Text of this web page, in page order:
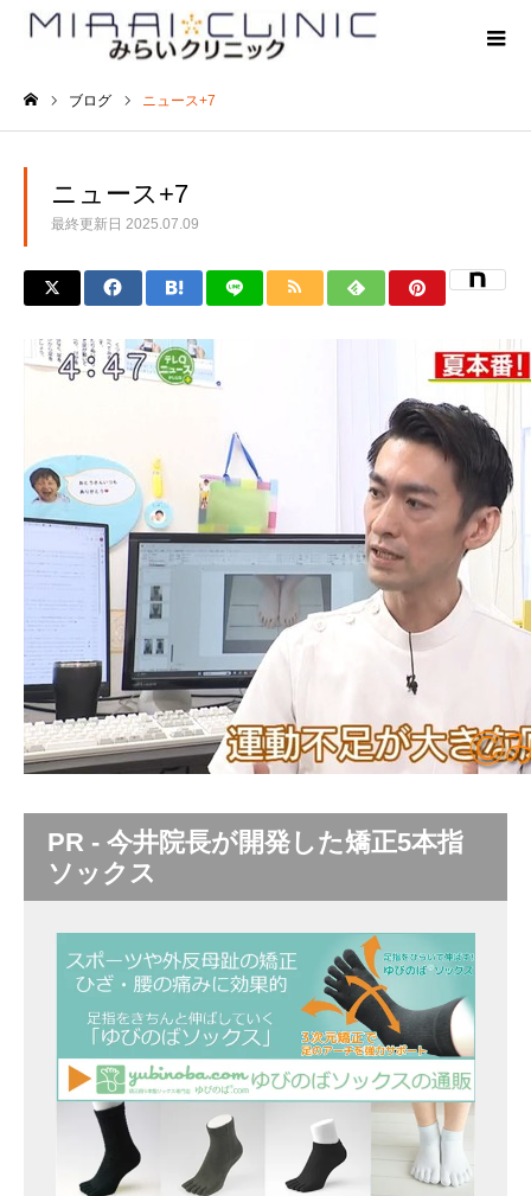
ブログ ニュース+7
ニュース+7
最終更新日 2025.07.09
PR - 今井院長が開発した矯正5本指
ソックス